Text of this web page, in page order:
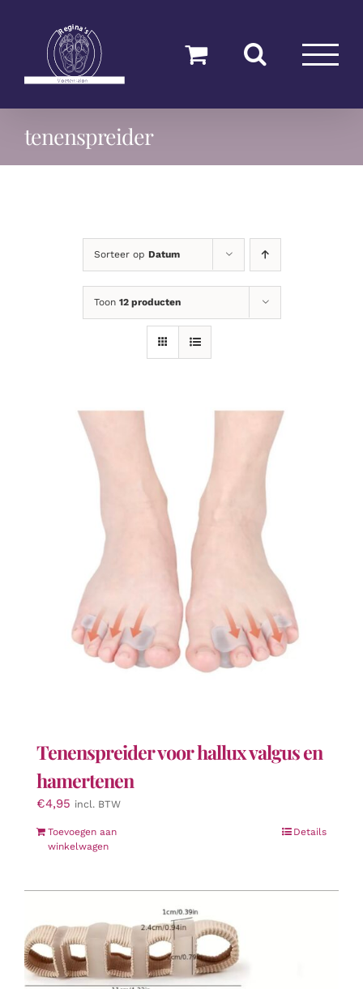
tenenspreider
Sorteer op Datum
Toon 12 producten
Tenenspreider voor hallux valgus en
hamertenen
€4,95 incl. BTW
Toevoegen aan
winkelwagen
Details